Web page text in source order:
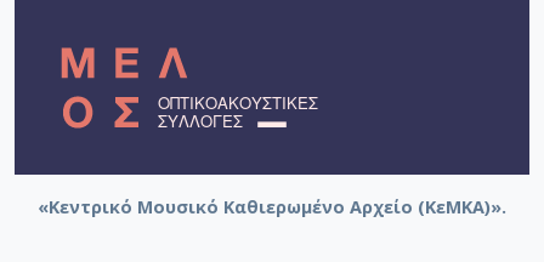
«Κεντρικό Μουσικό Καθιερωμένο Αρχείο (ΚεΜΚΑ)».